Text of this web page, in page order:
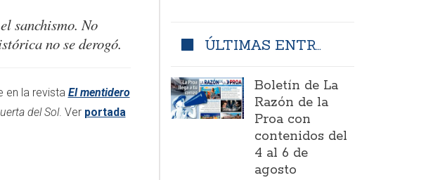
sanchismo. No
no se derogó.
en la revista El mentidero
del Sol. Ver portada
ÚLTIMAS ENTRADAS
Boletín de La
Razón de la
Proa con
contenidos del
4 al 6 de
agosto